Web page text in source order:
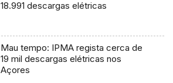
18.991 descargas elétricas
Mau tempo: IPMA regista cerca de
19 mil descargas elétricas nos
Açores